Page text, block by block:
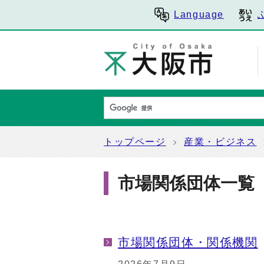
Language
トップページ 産業・ビジネス
市場関係団体一覧
市場関係団体・関係機関